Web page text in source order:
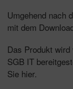
Umgehend nach
mit dem
Das Produkt
SGB IT
Sie hier.